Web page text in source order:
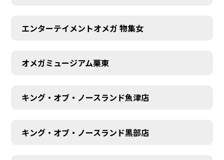
エンターテイメントオメガ 物集女
オメガミュージアム栗東
キング・オブ・ノースランド魚津店
キング・オブ・ノースランド黒部店